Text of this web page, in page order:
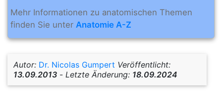
Mehr Informationen zu anatomischen Themen
finden Sie unter Anatomie A-Z
Autor: Dr. Nicolas Gumpert Veröffentlicht:
13.09.2013 - Letzte Änderung: 18.09.2024